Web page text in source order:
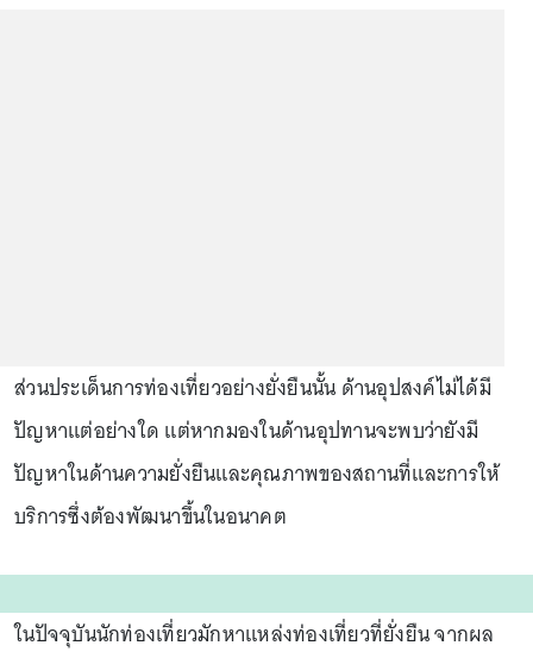
ส่วนประเด็นการท่องเที่ยวอย่างยั่งยืนนั้น ด้านอุปสงค์ไม่ได้มี
ปัญหาแต่อย่างใด แต่หากมองในด้านอุปทานจะพบว่ายังมี
ปัญหาในด้านความยั่งยืนและคุณภาพของสถานที่และการให้
บริการซึ่งต้องพัฒนาขึ้นในอนาคต
ในปัจจุบันนักท่องเที่ยวมักหาแหล่งท่องเที่ยวที่ยั่งยืน จากผล